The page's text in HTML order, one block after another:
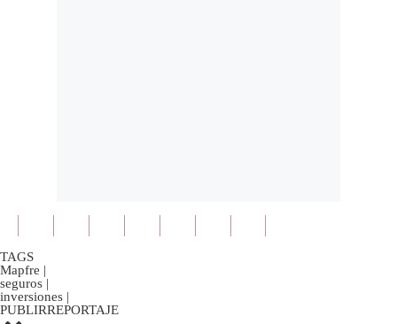
TAGS
Mapfre |
seguros |
inversiones |
PUBLIRREPORTAJE